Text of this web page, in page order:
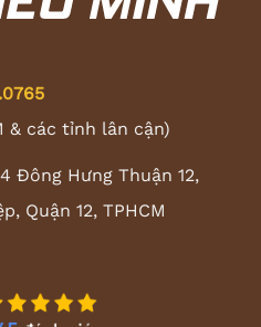
& các tỉnh lân cận)
Đông Hưng Thuận 12,
Quận 12, TPHCM